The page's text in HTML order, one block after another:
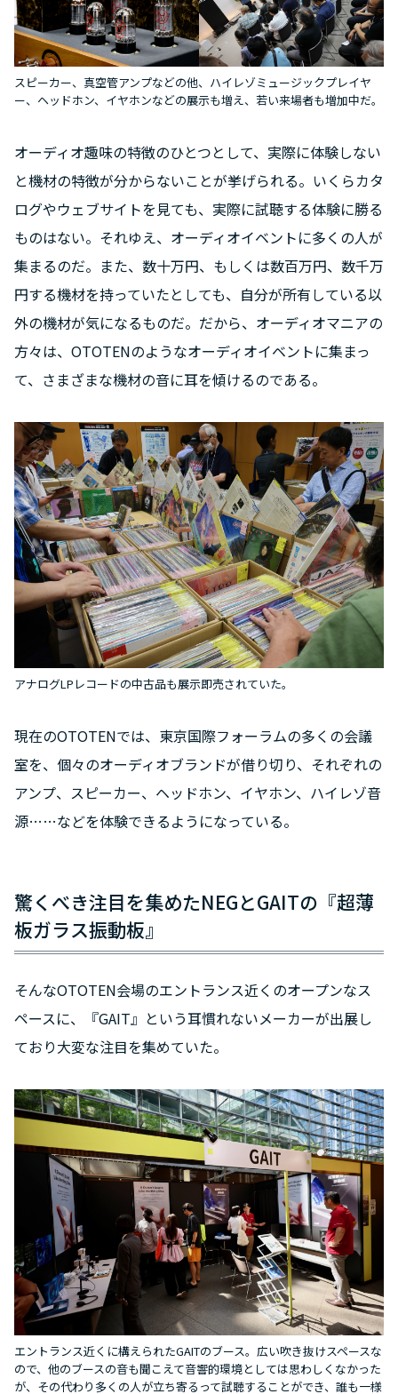
スピーカー、真空管アンプなどの他、ハイレゾミュージックプレイヤ
ー、ヘッドホン、イヤホンなどの展示も増え、若い来場者も増加中だ。
オーディオ趣味の特徴のひとつとして、実際に体験しない
と機材の特徴が分からないことが挙げられる。いくらカタ
ログやウェブサイトを見ても、実際に試聴する体験に勝る
ものはない。それゆえ、オーディオイベントに多くの人が
集まるのだ。また、数十万円、もしくは数百万円、数千万
円する機材を持っていたとしても、自分が所有している以
外の機材が気になるものだ。だから、オーディオマニアの
方々は、OTOTENのようなオーディオイベントに集まっ
て、さまざまな機材の音に耳を傾けるのである。
アナログLPレコードの中古品も展示即売されていた。
現在のOTOTENでは、東京国際フォーラムの多くの会議
室を、個々のオーディオブランドが借り切り、それぞれの
アンプ、スピーカー、ヘッドホン、イヤホン、ハイレゾ音
源……などを体験できるようになっている。
驚くべき注目を集めたNEGとGAITの『超薄
板ガラス振動板』
そんなOTOTEN会場のエントランス近くのオープンなス
ペースに、『GAIT』という耳慣れないメーカーが出展し
ており大変な注目を集めていた。
エントランス近くに構えられたGAITのブース。広い吹き抜けスペースな
ので、他のブースの音も聞こえて音響的環境としては思わしくなかった
が、その代わり多くの人が立ち寄るって試聴することができ、誰も一様